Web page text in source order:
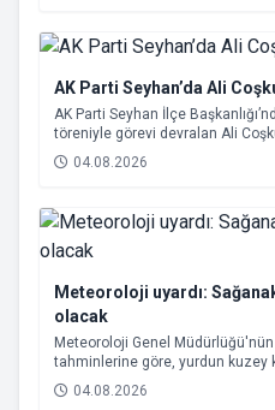
AK Parti Seyhan’da Ali
AK Parti Seyhan İlçe
töreniyle görevi devralan Ali
Hizmet vurgusu yapan Coşkun,
metrekaresine sevdalı olmaktır”
04.08.2026
Meteoroloji uyardı:
olacak
Meteoroloji Genel
tahminlerine göre, yurdun
bölgelerinde yer yer sağanak ve
bekleniyor.
04.08.2026